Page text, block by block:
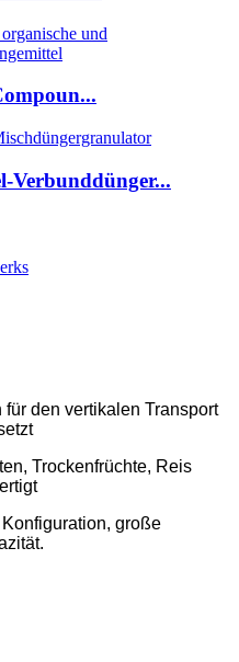
Verbunddünger...
den vertikalen Transport
Trockenfrüchte, Reis
große